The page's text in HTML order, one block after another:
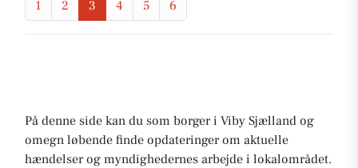
1 2 3 4 5 6
På denne side kan du som borger i Viby Sjælland og
omegn løbende finde opdateringer om aktuelle
hændelser og myndighedernes arbejde i lokalområdet.